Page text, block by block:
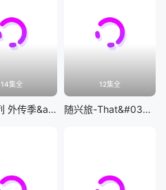
14集全
物语系列 外传季&amp;怪物季
12集全
随兴旅-That&#039;s Journey-